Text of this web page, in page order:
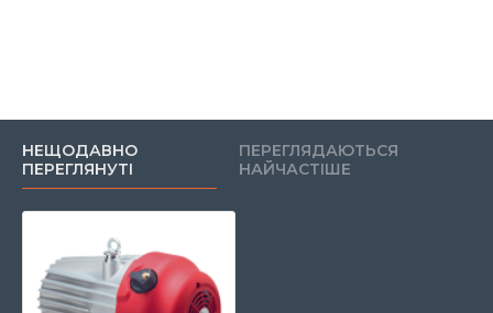
НЕЩОДАВНО
ПЕРЕГЛЯНУТІ
ПЕРЕГЛЯДАЮТЬСЯ
НАЙЧАСТІШЕ